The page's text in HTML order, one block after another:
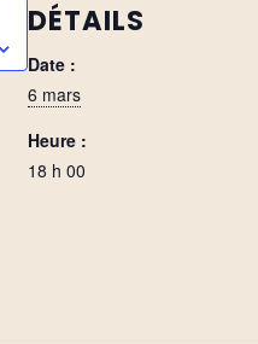
DÉTAILS
Date :
6 mars
Heure :
18 h 00